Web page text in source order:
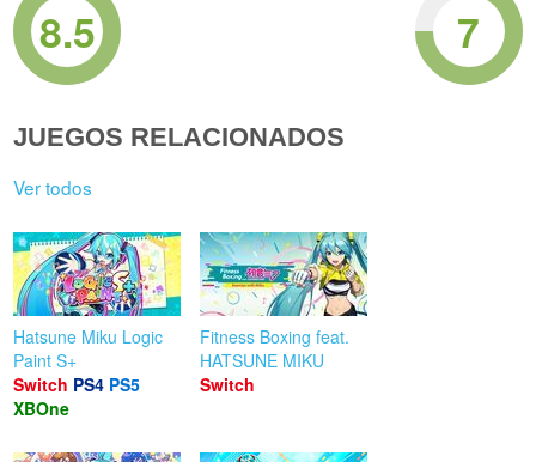
8.5 7
JUEGOS RELACIONADOS
Ver todos
Hatsune Miku Logic
Paint S+
Switch PS4 PS5
XBOne
Fitness Boxing feat.
HATSUNE MIKU
Switch